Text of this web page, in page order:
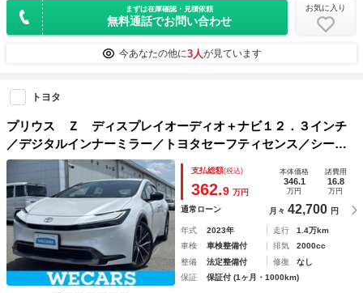
まずは在庫確認・見積依頼
無料通話でお問い合わせ
お気に入り
今あなたの他に3人が見ています
トヨタ
プリウス Ｚ ディスプレイオーディオ＋ナビ１２．３インチ
／デジタルインナーミラー／トヨタセーフティセンス／シート
ヒーター 前席／パノラミックビューモニター／車線逸脱防止
支援システム／シート 合皮
支払総額(税込)
362.9 万円
本体価格
346.1
万円
諸費用
16.8
万円
通常ローン 月々 42,700 円
年式 2023年 走行
1.4万km
車検
車検整備付 排気
2000cc
整備
法定整備付 修復
なし
保証
保証付 (1ヶ月・1000km)